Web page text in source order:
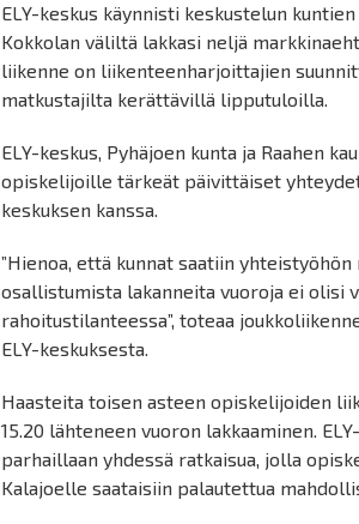
ELY-keskus käynnisti keskustelun
Kokkolan väliltä lakkasi neljä
liikenne on liikenteenharjoittajien
matkustajilta kerättävillä lipputuloilla.
ELY-keskus, Pyhäjoen kunta ja Raahen
opiskelijoille tärkeät päivittäiset
keskuksen kanssa.
”Hienoa, että kunnat saatiin
osallistumista lakanneita vuoroja ei olisi
rahoitustilanteessa”, toteaa
ELY-keskuksesta.
Haasteita toisen asteen opiskelijoiden
15.20 lähteneen vuoron lakkaaminen.
parhaillaan yhdessä ratkaisua, jolla
Kalajoelle saataisiin palautettua